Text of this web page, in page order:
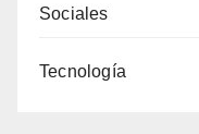
Sociales
Tecnología